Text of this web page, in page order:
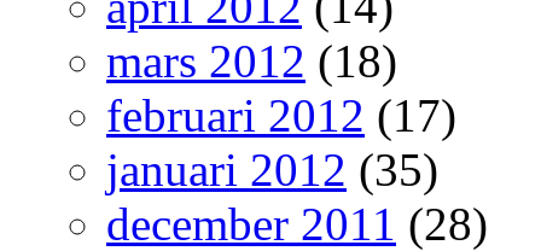
mars 2012 (18)
februari 2012 (17)
januari 2012 (35)
december 2011 (28)